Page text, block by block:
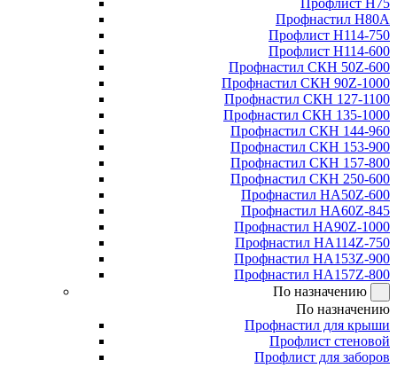
Профлист Н75
Профнастил Н80А
Профлист Н114-750
Профлист Н114-600
Профнастил СКН 50Z-600
Профнастил СКН 90Z-1000
Профнастил СКН 127-1100
Профнастил СКН 135-1000
Профнастил СКН 144-960
Профнастил СКН 153-900
Профнастил СКН 157-800
Профнастил СКН 250-600
Профнастил НА50Z-600
Профнастил НА60Z-845
Профнастил НА90Z-1000
Профнастил НА114Z-750
Профнастил НА153Z-900
Профнастил НА157Z-800
По назначению
По назначению
Профнастил для крыши
Профлист стеновой
Профлист для заборов